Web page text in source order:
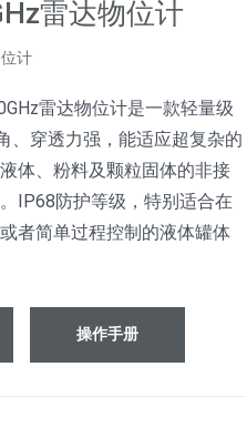
雷达物位计
计
雷达物位计是一款轻量级
、穿透力强，能适应超复杂的
体、粉料及颗粒固体的非接
IP68防护等级，特别适合在
者简单过程控制的液体罐体
操作手册